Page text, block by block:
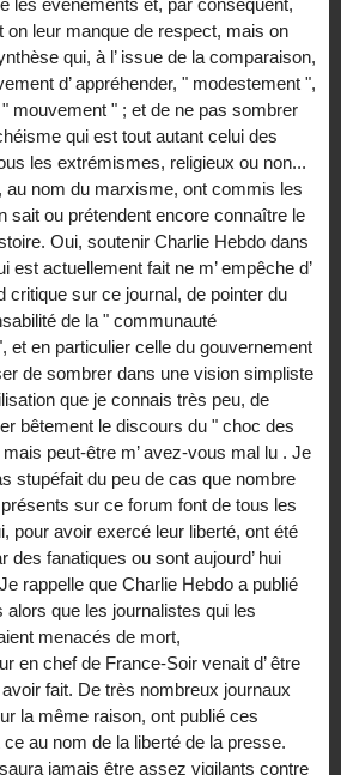
on leur manque de respect, mais on
qui, à l’ issue de la comparaison,
d’ appréhender, " modestement ",
" mouvement " ; et de ne pas sombrer
qui est tout autant celui des
les extrémismes, religieux ou non...
au nom du marxisme, ont commis les
sait ou prétendent encore connaître le
Oui, soutenir Charlie Hebdo dans
est actuellement fait ne m’ empêche d’
critique sur ce journal, de pointer du
de la " communauté
et en particulier celle du gouvernement
de sombrer dans une vision simpliste
que je connais très peu, de
bêtement le discours du " choc des
peut-être m’ avez-vous mal lu . Je
stupéfait du peu de cas que nombre
sur ce forum font de tous les
pour avoir exercé leur liberté, ont été
des fanatiques ou sont aujourd’ hui
rappelle que Charlie Hebdo a publié
alors que les journalistes qui les
menacés de mort,
en chef de France-Soir venait d’ être
avoir fait. De très nombreux journaux
la même raison, ont publié ces
au nom de la liberté de la presse.
jamais être assez vigilants contre